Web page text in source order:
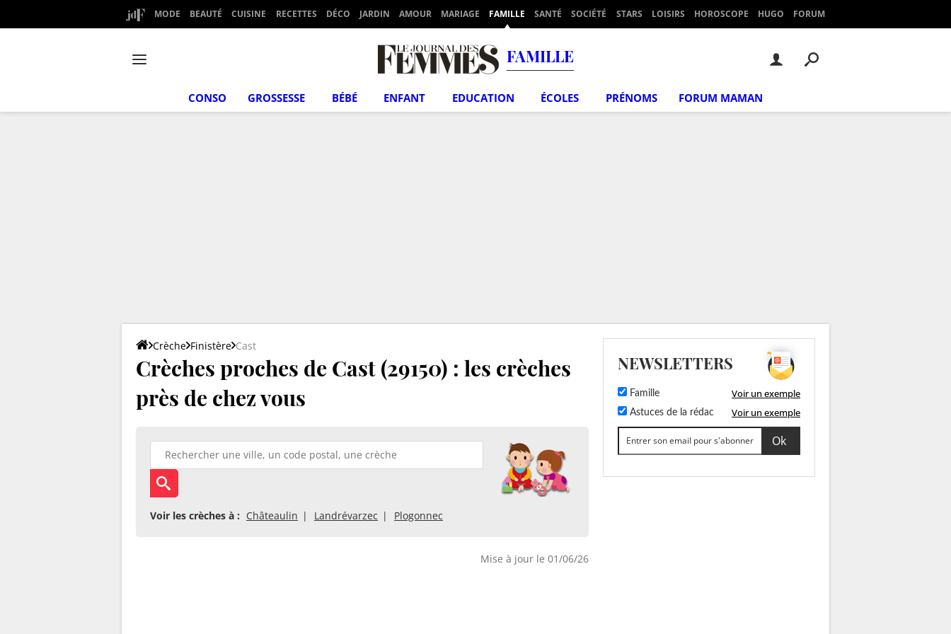
MODE BEAUTÉ CUISINE RECETTES DÉCO JARDIN AMOUR MARIAGE FAMILLE SANTÉ SOCIÉTÉ STARS LOISIRS HOROSCOPE HUGO FORUM
FAMILLE
CONSO GROSSESSE BÉBÉ ENFANT EDUCATION ÉCOLES PRÉNOMS FORUM MAMAN
Crèche Finistère Cast
Crèches proches de Cast (29150) : les crèches
près de chez vous
Voir les crèches à : Châteaulin Landrévarzec Plogonnec
Mise à jour le 01/06/26
NEWSLETTERS
Famille Voir un exemple
Astuces de la rédac Voir un exemple